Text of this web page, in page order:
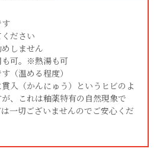
ださい
しません
可。※熱湯も可
（温める程度）
入（かんにゅう）というヒビのよ
、これは釉薬特有の自然現象で
一切ございませんのでご安心くだ